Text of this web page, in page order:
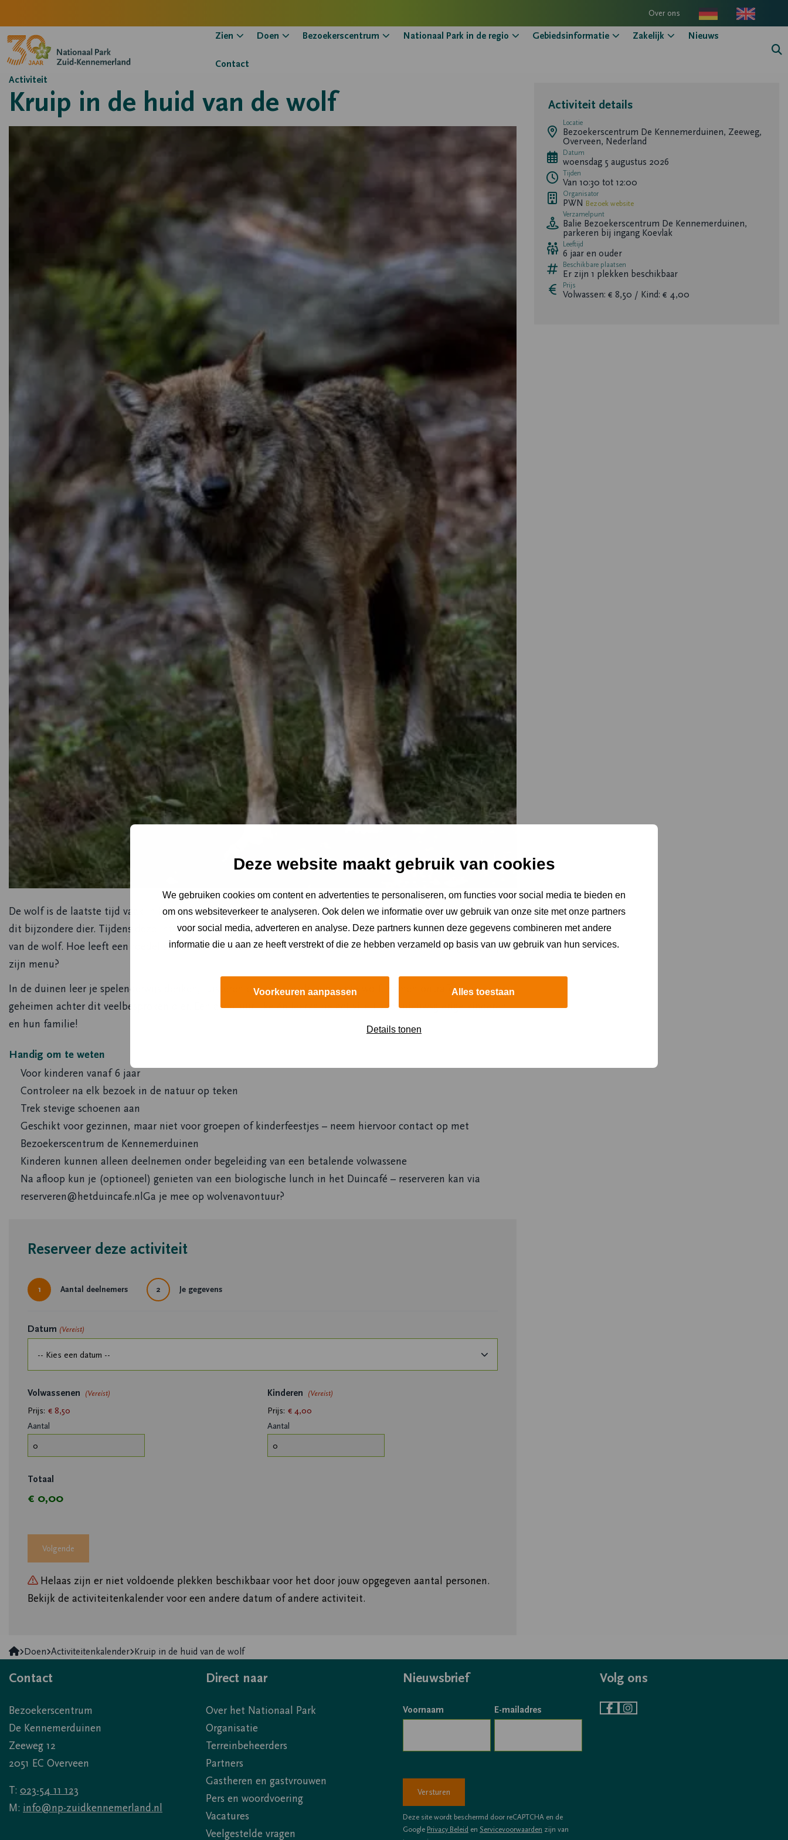
Deze website maakt gebruik van cookies
We gebruiken cookies om content en advertenties te personaliseren, om functies voor social media te bieden en
om ons websiteverkeer te analyseren. Ook delen we informatie over uw gebruik van onze site met onze partners
voor social media, adverteren en analyse. Deze partners kunnen deze gegevens combineren met andere
informatie die u aan ze heeft verstrekt of die ze hebben verzameld op basis van uw gebruik van hun services.
Voorkeuren aanpassen Alles toestaan
Details tonen
Over ons
Zien Doen Bezoekerscentrum Nationaal Park in de regio Gebiedsinformatie Zakelijk Nieuws
Contact
Activiteit
Kruip in de huid van de wolf
De wolf is de laatste tijd vaak in het nieuws — en juist daarom is dit hét moment om meer te ontdekken over
dit bijzondere dier. Tijdens deze interactieve familie-excursie neemt een gids je mee in het mysterieuze leven
van de wolf. Hoe leeft een roedel samen? Hoe ‘praat’ een wolf zonder woorden? En wat staat er eigenlijk op
zijn menu?
In de duinen leer je spelenderwijs denken, luisteren en speuren als een echte wolf. Samen ontrafelen jullie de
geheimen achter dit veelbesproken dier. Een avontuurlijke én leerzame activiteit voor nieuwsgierige kinderen
en hun familie!
Handig om te weten
Voor kinderen vanaf 6 jaar
Controleer na elk bezoek in de natuur op teken
Trek stevige schoenen aan
Geschikt voor gezinnen, maar niet voor groepen of kinderfeestjes – neem hiervoor contact op met
Bezoekerscentrum de Kennemerduinen
Kinderen kunnen alleen deelnemen onder begeleiding van een betalende volwassene
Na afloop kun je (optioneel) genieten van een biologische lunch in het Duincafé – reserveren kan via
reserveren@hetduincafe.nlGa je mee op wolvenavontuur?
Reserveer deze activiteit
1 Aantal deelnemers 2 Je gegevens
Datum (Vereist)
Volwassenen Aantal
(Vereist)
Prijs: € 8,50
Aantal
Kinderen Aantal
(Vereist)
Prijs: € 4,00
Aantal
Totaal
Helaas zijn er niet voldoende plekken beschikbaar voor het door jouw opgegeven aantal personen.
Bekijk de activiteitenkalender voor een andere datum of andere activiteit.
Activiteit details
Locatie
Bezoekerscentrum De Kennemerduinen, Zeeweg,
Overveen, Nederland
Datum
woensdag 5 augustus 2026
Tijden
Van 10:30 tot 12:00
Organisator
PWN Bezoek website
Verzamelpunt
Balie Bezoekerscentrum De Kennemerduinen,
parkeren bij ingang Koevlak
Leeftijd
6 jaar en ouder
Beschikbare plaatsen
Er zijn 1 plekken beschikbaar
Prijs
Volwassen: € 8,50 / Kind: € 4,00
Nationaal
Zuid-
Doen Activiteitenkalender Kruip in de huid van de wolf
Contact
Bezoekerscentrum
De Kennemerduinen
Zeeweg 12
2051 EC Overveen
T: 023-54 11 123
M: info@np-zuidkennemerland.nl
Direct naar
Over het Nationaal Park
Organisatie
Terreinbeheerders
Partners
Gastheren en gastvrouwen
Pers en woordvoering
Vacatures
Veelgestelde vragen
Nieuwsbrief
Voornaam E-mailadres
Deze site wordt beschermd door reCAPTCHA en de
Google Privacy Beleid en Servicevoorwaarden zijn van
Volg ons
Ga Ga